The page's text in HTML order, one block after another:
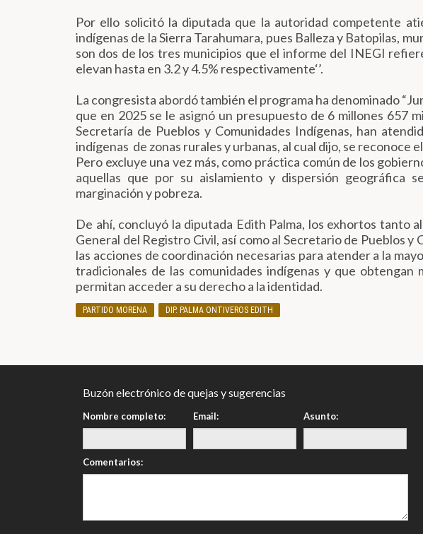
Por ello solicitó la diputada que la autoridad competente
indígenas de la Sierra Tarahumara, pues Balleza y Batopilas,
son dos de los tres municipios que el informe del INEGI
elevan hasta en 3.2 y 4.5% respectivamente‘’.
La congresista abordó también el programa ha denominado
que en 2025 se le asignó un presupuesto de 6 millones 657
Secretaría de Pueblos y Comunidades Indígenas, han
indígenas de zonas rurales y urbanas, al cual dijo, se reconoce
Pero excluye una vez más, como práctica común de los
aquellas que por su aislamiento y dispersión geográfica
marginación y pobreza.
De ahí, concluyó la diputada Edith Palma, los exhortos tanto
General del Registro Civil, así como al Secretario de Pueblos
las acciones de coordinación necesarias para atender a la
tradicionales de las comunidades indígenas y que
permitan acceder a su derecho a la identidad.
PARTIDO MORENA DIP. PALMA ONTIVEROS EDITH
Buzón electrónico de quejas y sugerencias
Nombre completo: Email: Asunto:
Comentarios: